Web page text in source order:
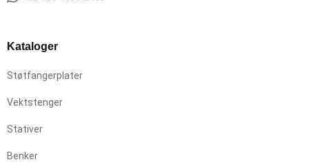
Kataloger
Støtfangerplater
Vektstenger
Stativer
Benker